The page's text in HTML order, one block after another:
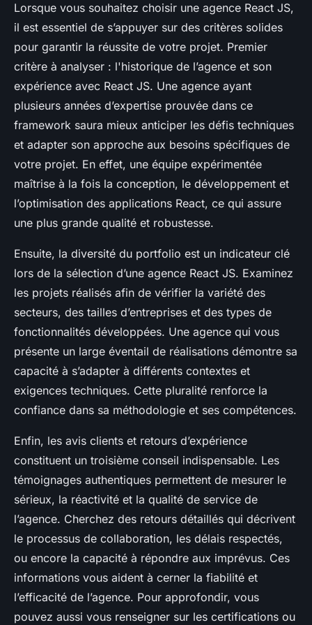
Lorsque vous souhaitez choisir une agence React JS,
il est essentiel de s’appuyer sur des critères solides
pour garantir la réussite de votre projet. Premier
critère à analyser : l'historique de l’agence et son
expérience avec React JS. Une agence ayant
plusieurs années d’expertise prouvée dans ce
framework saura mieux anticiper les défis techniques
et adapter son approche aux besoins spécifiques de
votre projet. En effet, une équipe expérimentée
maîtrise à la fois la conception, le développement et
l’optimisation des applications React, ce qui assure
une plus grande qualité et robustesse.
Ensuite, la diversité du portfolio est un indicateur clé
lors de la sélection d’une agence React JS. Examinez
les projets réalisés afin de vérifier la variété des
secteurs, des tailles d’entreprises et des types de
fonctionnalités développées. Une agence qui vous
présente un large éventail de réalisations démontre sa
capacité à s’adapter à différents contextes et
exigences techniques. Cette pluralité renforce la
confiance dans sa méthodologie et ses compétences.
Enfin, les avis clients et retours d’expérience
constituent un troisième conseil indispensable. Les
témoignages authentiques permettent de mesurer le
sérieux, la réactivité et la qualité de service de
l’agence. Cherchez des retours détaillés qui décrivent
le processus de collaboration, les délais respectés,
ou encore la capacité à répondre aux imprévus. Ces
informations vous aident à cerner la fiabilité et
l’efficacité de l’agence. Pour approfondir, vous
pouvez aussi vous renseigner sur les certifications ou